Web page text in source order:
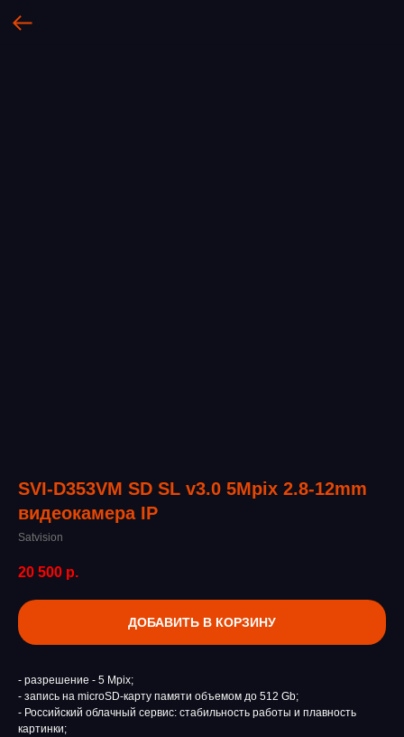
SVI-D353VM SD SL v3.0 5Mpix 2.8-12mm
видеокамера IP
Satvision
20 500 р.
ДОБАВИТЬ В КОРЗИНУ
- разрешение - 5 Mpix;
- запись на microSD-карту памяти объемом до 512 Gb;
- Российский облачный сервис: стабильность работы и плавность
картинки;